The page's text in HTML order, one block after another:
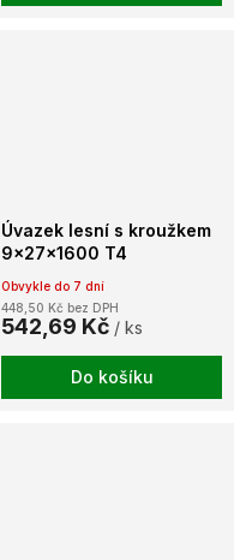
Úvazek lesní s kroužkem
9x27x1600 T4
Obvykle do 7 dní
448,50 Kč bez DPH
542,69 Kč / ks
Do košíku